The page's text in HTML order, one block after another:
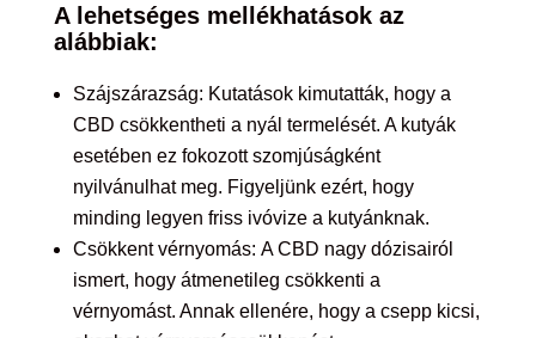
A lehetséges mellékhatások az
alábbiak:
Szájszárazság: Kutatások kimutatták, hogy a
CBD csökkentheti a nyál termelését. A kutyák
esetében ez fokozott szomjúságként
nyilvánulhat meg. Figyeljünk ezért, hogy
minding legyen friss ivóvize a kutyánknak.
Csökkent vérnyomás: A CBD nagy dózisairól
ismert, hogy átmenetileg csökkenti a
vérnyomást. Annak ellenére, hogy a csepp kicsi,